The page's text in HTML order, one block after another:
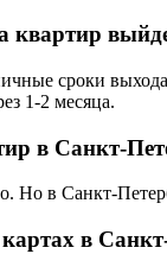
квартир
сроки
1-2 месяца.
в Санкт-
Но в Санкт-
в